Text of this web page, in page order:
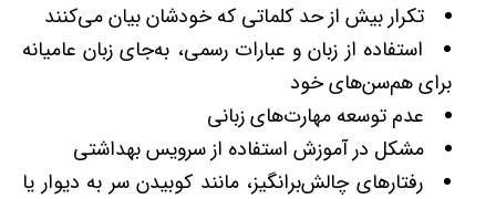
تکرار بیش‌ از حد کلماتی که خودشان بیان می‌کنند
استفاده از زبان و عبارات رسمی، به‌جای زبان عامیانه
برای هم‌سن‌های خود
عدم توسعه مهارت‌های زبانی
مشکل در آموزش استفاده از سرویس بهداشتی
رفتارهای چالش‌برانگیز، مانند کوبیدن سر به دیوار یا